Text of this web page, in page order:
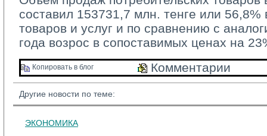
составил 153731,7 млн. тенге или
товаров и услуг и по сравнению с
года возрос в сопоставимых ценах на
Копировать в блог Комментарии
Другие новости по теме:
ЭКОНОМИКА